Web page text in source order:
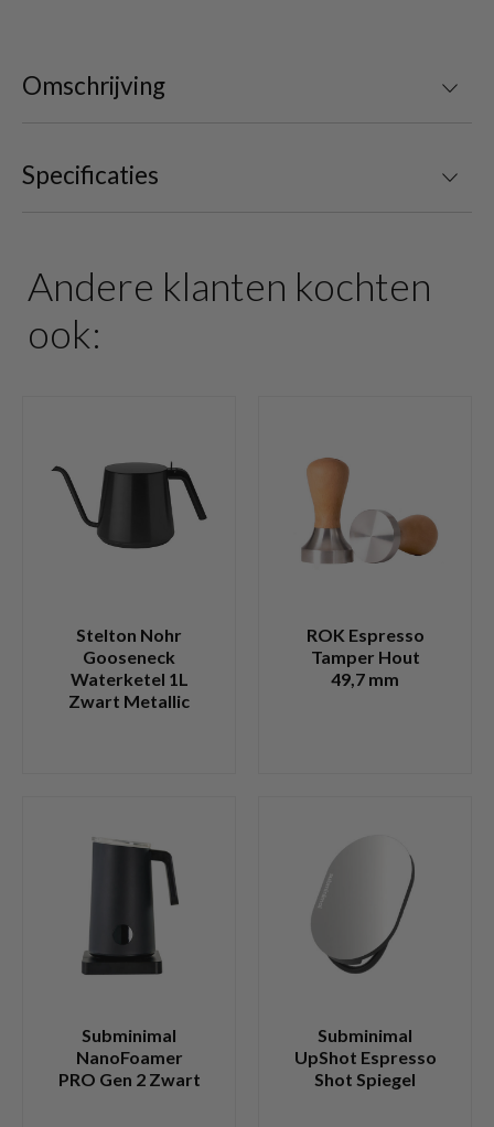
Omschrijving
Specificaties
Andere klanten kochten
ook:
Stelton Nohr
Gooseneck
Waterketel 1L
Zwart Metallic
ROK Espresso
Tamper Hout
49,7 mm
Subminimal
NanoFoamer
PRO Gen 2 Zwart
Subminimal
UpShot Espresso
Shot Spiegel